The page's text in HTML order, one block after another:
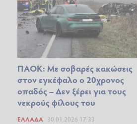
ΠΑΟΚ: Με σοβαρές κακώσεις
στον εγκέφαλο ο 20χρονος
οπαδός – Δεν ξέρει για τους
νεκρούς φίλους του
ΕΛΛΆΔΑ 30.01.2026 17:33